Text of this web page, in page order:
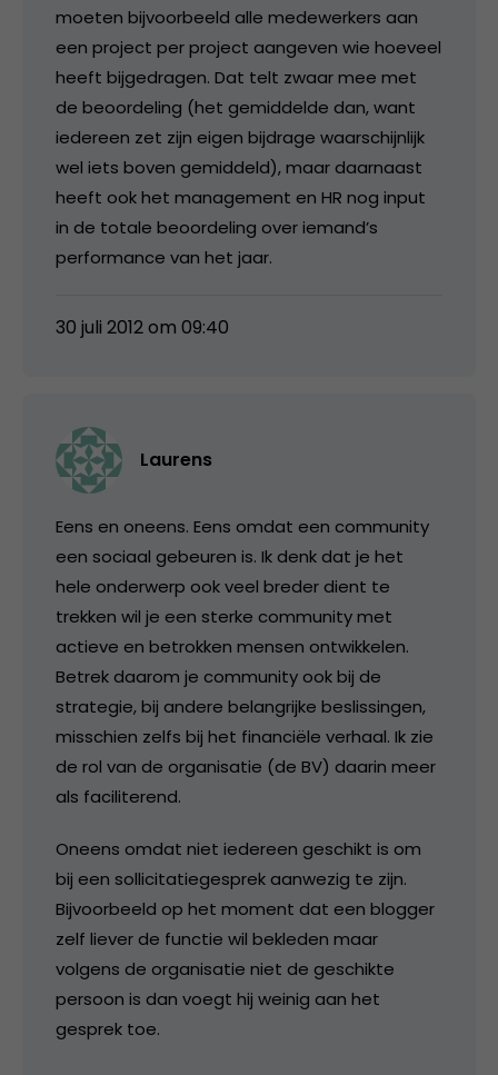
moeten bijvoorbeeld alle medewerkers aan
een project per project aangeven wie hoeveel
heeft bijgedragen. Dat telt zwaar mee met
de beoordeling (het gemiddelde dan, want
iedereen zet zijn eigen bijdrage waarschijnlijk
wel iets boven gemiddeld), maar daarnaast
heeft ook het management en HR nog input
in de totale beoordeling over iemand’s
performance van het jaar.
30 juli 2012 om 09:40
Laurens
Eens en oneens. Eens omdat een community
een sociaal gebeuren is. Ik denk dat je het
hele onderwerp ook veel breder dient te
trekken wil je een sterke community met
actieve en betrokken mensen ontwikkelen.
Betrek daarom je community ook bij de
strategie, bij andere belangrijke beslissingen,
misschien zelfs bij het financiële verhaal. Ik zie
de rol van de organisatie (de BV) daarin meer
als faciliterend.
Oneens omdat niet iedereen geschikt is om
bij een sollicitatiegesprek aanwezig te zijn.
Bijvoorbeeld op het moment dat een blogger
zelf liever de functie wil bekleden maar
volgens de organisatie niet de geschikte
persoon is dan voegt hij weinig aan het
gesprek toe.